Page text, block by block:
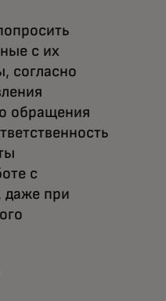
с их
согласно
обращения
с
даже при